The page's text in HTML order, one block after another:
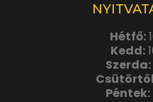
Hétfő:
Kedd:
Szerda:
Péntek: